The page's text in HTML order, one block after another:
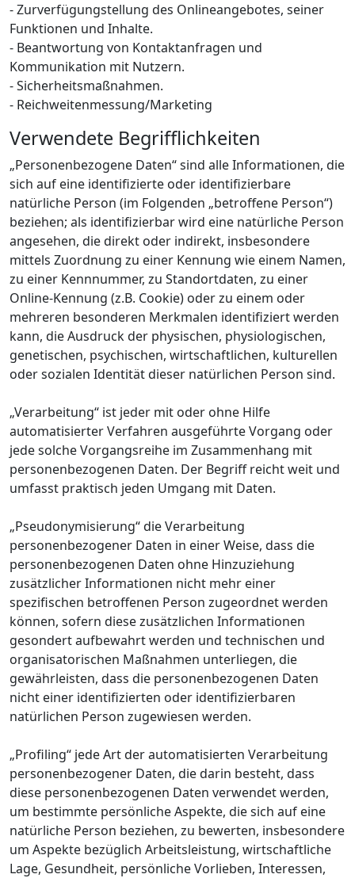
- Zurverfügungstellung des Onlineangebotes, seiner
Funktionen und Inhalte.
- Beantwortung von Kontaktanfragen und
Kommunikation mit Nutzern.
- Sicherheitsmaßnahmen.
- Reichweitenmessung/Marketing
Verwendete Begrifflichkeiten
„Personenbezogene Daten“ sind alle Informationen, die
sich auf eine identifizierte oder identifizierbare
natürliche Person (im Folgenden „betroffene Person“)
beziehen; als identifizierbar wird eine natürliche Person
angesehen, die direkt oder indirekt, insbesondere
mittels Zuordnung zu einer Kennung wie einem Namen,
zu einer Kennnummer, zu Standortdaten, zu einer
Online-Kennung (z.B. Cookie) oder zu einem oder
mehreren besonderen Merkmalen identifiziert werden
kann, die Ausdruck der physischen, physiologischen,
genetischen, psychischen, wirtschaftlichen, kulturellen
oder sozialen Identität dieser natürlichen Person sind.
„Verarbeitung“ ist jeder mit oder ohne Hilfe
automatisierter Verfahren ausgeführte Vorgang oder
jede solche Vorgangsreihe im Zusammenhang mit
personenbezogenen Daten. Der Begriff reicht weit und
umfasst praktisch jeden Umgang mit Daten.
„Pseudonymisierung“ die Verarbeitung
personenbezogener Daten in einer Weise, dass die
personenbezogenen Daten ohne Hinzuziehung
zusätzlicher Informationen nicht mehr einer
spezifischen betroffenen Person zugeordnet werden
können, sofern diese zusätzlichen Informationen
gesondert aufbewahrt werden und technischen und
organisatorischen Maßnahmen unterliegen, die
gewährleisten, dass die personenbezogenen Daten
nicht einer identifizierten oder identifizierbaren
natürlichen Person zugewiesen werden.
„Profiling“ jede Art der automatisierten Verarbeitung
personenbezogener Daten, die darin besteht, dass
diese personenbezogenen Daten verwendet werden,
um bestimmte persönliche Aspekte, die sich auf eine
natürliche Person beziehen, zu bewerten, insbesondere
um Aspekte bezüglich Arbeitsleistung, wirtschaftliche
Lage, Gesundheit, persönliche Vorlieben, Interessen,